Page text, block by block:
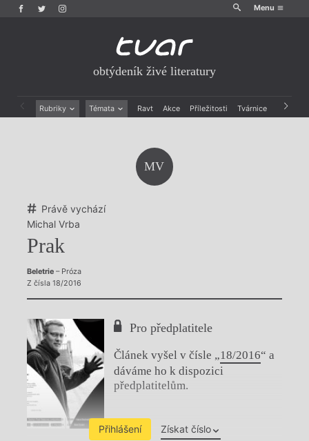
Menu
obtýdeník živé literatury
Rubriky Témata Ravt Akce Příležitosti Tvárnice Archiv
Výroční ceny
MV
Právě vychází
Michal Vrba
Prak
Beletrie– Próza
Z čísla 18/2016
Pro předplatitele
Článek vyšel v čísle „18/2016“ a
dáváme ho k dispozici
předplatitelům.
Přihlášení Získat číslo